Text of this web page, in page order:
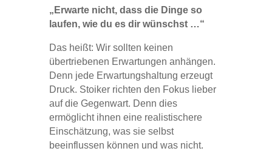
„Erwarte nicht, dass die Dinge so
laufen, wie du es dir wünschst …“
Das heißt: Wir sollten keinen
übertriebenen Erwartungen anhängen.
Denn jede Erwartungshaltung erzeugt
Druck. Stoiker richten den Fokus lieber
auf die Gegenwart. Denn dies
ermöglicht ihnen eine realistischere
Einschätzung, was sie selbst
beeinflussen können und was nicht.